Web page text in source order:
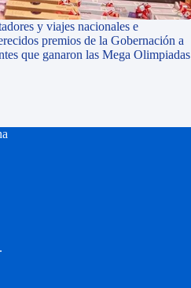
y viajes nacionales e
premios de la Gobernación a
que ganaron las Mega Olimpiadas